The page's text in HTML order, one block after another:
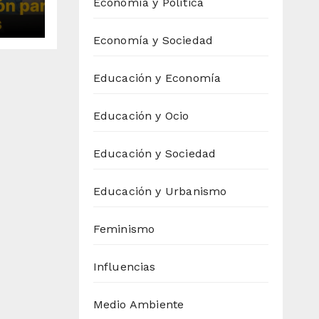
de
Economía y Política
Economía y Sociedad
Educación y Economía
Educación y Ocio
Educación y Sociedad
Educación y Urbanismo
Feminismo
Influencias
Medio Ambiente